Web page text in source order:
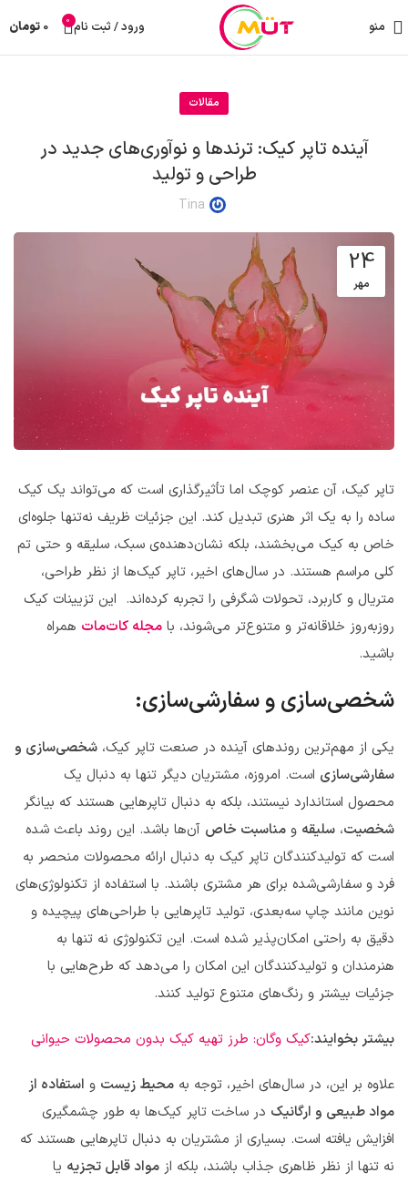
منو ورود / ثبت نام 0
0 تومان
مقالات
آینده تاپر کیک: ترندها و نوآوری‌های جدید در
طراحی و تولید
Tina
24
مهر
تاپر کیک، آن عنصر کوچک اما تأثیرگذاری است که می‌تواند یک کیک
ساده را به یک اثر هنری تبدیل کند. این جزئیات ظریف نه‌تنها جلوه‌ای
خاص به کیک می‌بخشند، بلکه نشان‌دهنده‌ی سبک، سلیقه و حتی تم
کلی مراسم هستند. در سال‌های اخیر، تاپر کیک‌ها از نظر طراحی،
متریال و کاربرد، تحولات شگرفی را تجربه کرده‌اند. این تزیینات کیک
روزبه‌روز خلاقانه‌تر و متنوع‌تر می‌شوند، با مجله کات‌مات همراه
باشید.
شخصی‌سازی و سفارشی‌سازی:
یکی از مهم‌ترین روندهای آینده در صنعت تاپر کیک، شخصی‌سازی و
سفارشی‌سازی است. امروزه، مشتریان دیگر تنها به دنبال یک
محصول استاندارد نیستند، بلکه به دنبال تاپرهایی هستند که بیانگر
شخصیت، سلیقه و مناسبت خاص آن‌ها باشد. این روند باعث شده
است که تولیدکنندگان تاپر کیک به دنبال ارائه محصولات منحصر به
فرد و سفارشی‌شده برای هر مشتری باشند. با استفاده از تکنولوژی‌های
نوین مانند چاپ سه‌بعدی، تولید تاپرهایی با طراحی‌های پیچیده و
دقیق به راحتی امکان‌پذیر شده است. این تکنولوژی نه تنها به
هنرمندان و تولیدکنندگان این امکان را می‌دهد که طرح‌هایی با
جزئیات بیشتر و رنگ‌های متنوع تولید کنند.
بیشتر بخوایند:کیک‌ وگان: طرز تهیه کیک بدون محصولات حیوانی
علاوه بر این، در سال‌های اخیر، توجه به محیط زیست و استفاده از
مواد طبیعی و ارگانیک در ساخت تاپر کیک‌ها به طور چشمگیری
افزایش یافته است. بسیاری از مشتریان به دنبال تاپرهایی هستند که
نه تنها از نظر ظاهری جذاب باشند، بلکه از مواد قابل تجزیه یا